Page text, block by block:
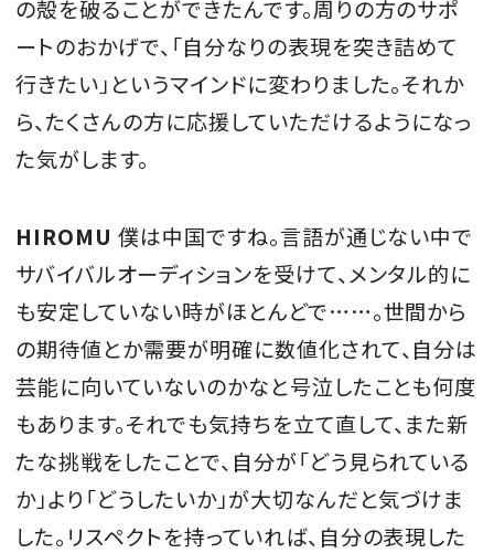
の殻を破ることができたんです。周りの方のサポ
ートのおかげで、「自分なりの表現を突き詰めて
行きたい」というマインドに変わりました。それか
ら、たくさんの方に応援していただけるようになっ
た気がします。
HIROMU僕は中国ですね。言語が通じない中で
サバイバルオーディションを受けて、メンタル的に
も安定していない時がほとんどで……。世間から
の期待値とか需要が明確に数値化されて、自分は
芸能に向いていないのかなと号泣したことも何度
もあります。それでも気持ちを立て直して、また新
たな挑戦をしたことで、自分が「どう見られている
か」より「どうしたいか」が大切なんだと気づけま
した。リスペクトを持っていれば、自分の表現した